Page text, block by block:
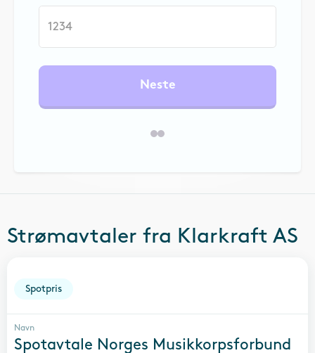
Neste
Strømavtaler fra Klarkraft AS
Spotpris
Navn
Spotavtale Norges Musikkorpsforbund